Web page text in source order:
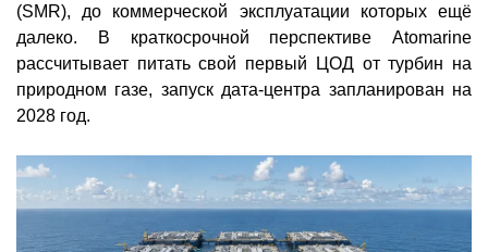
(SMR), до коммерческой эксплуатации которых ещё
далеко. В краткосрочной перспективе Atomarine
рассчитывает питать свой первый ЦОД от турбин на
природном газе, запуск дата-центра запланирован на
2028 год.